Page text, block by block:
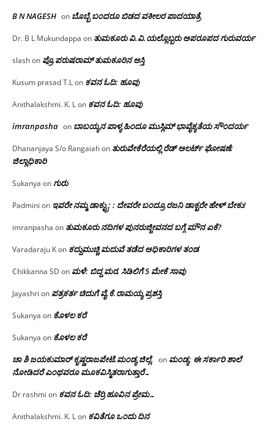
B N NAGESH on ಬೊಬ್ಬೆ ಬಂದರೂ ಬಿಡದ ವಕೀಲರ ಪಾದಯಾತ್ರೆ
Dr. B L Mukundappa on ತುಮಕೂರು‌ ವಿ.ವಿ.ಯಲ್ಲೊಬ್ಬರು ಅಪರೂಪದ ಗುರುವರ್ಯ
slashon ಪ್ರೊ.ಪರುಷರಾಮ್ ತುಮಕೂರಿನ ಆಸ್ತಿ
Kusum prasad T.Lon ಕವನ ಓದಿ: ಹೂವು
Anithalakshmi. K. Lon ಕವನ ಓದಿ: ಹೂವು
imranpasha on ಬಾಬಯ್ಯನ ಪಾಳ್ಯ ಹಿಂದೂ ಮುಸ್ಲಿಮ್ ಭಾವೈಕ್ಯತೆಯ ಸೌಂದರ್ಯ
Dhananjaya S/o Rangaiahon ತುರುವೇಕೆರೆಯಲ್ಲಿ ರೆಡ್ ಅಲರ್ಟ್ ಘೋಷಣೆ:
ಜಿಲ್ಲಾಧಿಕಾರಿ
Sukanya onಗುರು
Padmini on ಇವರೇ ನಮ್ಮ ಡಾಕ್ಟ್ರು; : ದೇವರೇ ಬಂದ್ರೂ ರಜನಿ ಡಾಕ್ಟರೇ ಹೇಳ್ ಬೇಕು!
imranpasha on ತುಮಕೂರು ನದಿಗಳ ಪುನರುಜ್ಜೀವನದ ಬಗ್ಗೆ ಮೌನ ಏಕೆ?
Varadaraju Kon ಕದ್ದುಮುಚ್ಚಿ ಮದುವೆ ತಡೆದ ಅಧಿಕಾರಿಗಳ ತಂಡ
Chikkanna SD on ಮಳೆ: ಬಿದ್ದ ಮರ, ಸಿಡಿಲಿಗೆ 5 ಮೇಕೆ ಸಾವು
Jayashri on ಪತ್ರಕರ್ತ ಚಿದುಗೆ ವೈ.ಕೆ.ರಾಮಯ್ಯ ಪ್ರಶಸ್ತಿ
Sukanya on ಕೊಳಲ ಕರೆ
Sukanya on ಕೊಳಲ ಕರೆ
ಚಾ ಶಿ ಜಯಕುಮಾರ್ ಕೃಷ್ಣರಾಜಪೇಟೆ.ಮಂಡ್ಯ ಜಿಲ್ಲೆ. on ಮಂಡ್ಯ: ಈ ಸರ್ಕಾರಿ ಶಾಲೆ
ನೋಡಿದರೆ ಎಂಥವರೂ ಮೂಕವಿಸ್ಮಿತರಾಗುತ್ತಾರೆ…
Dr rashmi on ಕವನ ಓದಿ: ಚೆರ್ರಿ ಹೂವಿನ ಪ್ರೇಮ…
Anithalakshmi. K. Lon ಕವಿತೆಗೂ ಒಂದು ದಿನ